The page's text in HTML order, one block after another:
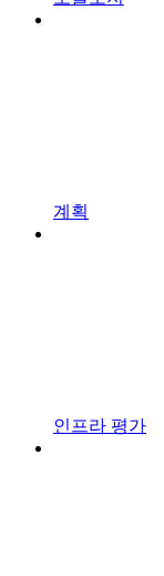
계획
인프라 평가